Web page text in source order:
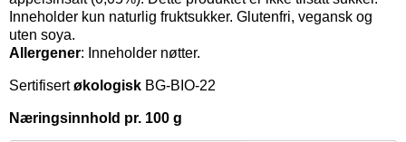
Inneholder kun naturlig fruktsukker. Glutenfri, vegansk og
uten soya.
Allergener: Inneholder nøtter.
Sertifisertøkologisk BG-BIO-22
Næringsinnhold pr. 100 g